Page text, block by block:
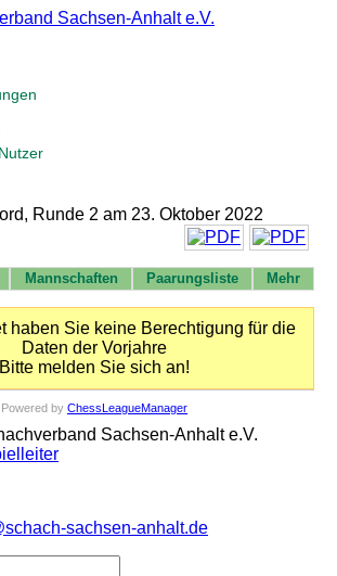
Runde 2 am 23. Oktober 2022
Mannschaften Paarungsliste Mehr
haben Sie keine Berechtigung für die
Daten der Vorjahre
Bitte melden Sie sich an!
Powered by ChessLeagueManager
Sachsen-Anhalt e.V.
sachsen-anhalt.de